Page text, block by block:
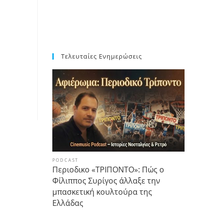
Τελευταίες Ενημερώσεις
PODCAST
Περιοδικο «ΤΡΙΠΟΝΤΟ»: Πώς ο
Φίλιππος Συρίγος άλλαξε την
μπασκετική κουλτούρα της
Ελλάδας